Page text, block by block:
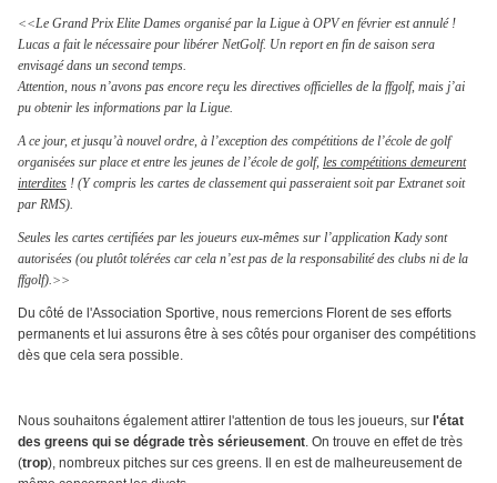
<<Le Grand Prix Elite Dames organisé par la Ligue à OPV en février est annulé !
Lucas a fait le nécessaire pour libérer NetGolf. Un report en fin de saison sera
envisagé dans un second temps.
Attention, nous n’avons pas encore reçu les directives officielles de la ffgolf, mais j’ai
pu obtenir les informations par la Ligue.
A ce jour, et jusqu’à nouvel ordre, à l’exception des compétitions de l’école de golf
organisées sur place et entre les jeunes de l’école de golf, les compétitions demeurent
interdites ! (Y compris les cartes de classement qui passeraient soit par Extranet soit
par RMS).
Seules les cartes certifiées par les joueurs eux-mêmes sur l’application Kady sont
autorisées (ou plutôt tolérées car cela n’est pas de la responsabilité des clubs ni de la
ffgolf).>>
Du côté de l'Association Sportive, nous remercions Florent de ses efforts
permanents et lui assurons être à ses côtés pour organiser des compétitions
dès que cela sera possible.
Nous souhaitons également attirer l'attention de tous les joueurs, sur l'état
des greens qui se dégrade très sérieusement. On trouve en effet de très
(trop), nombreux pitches sur ces greens. Il en est de malheureusement de